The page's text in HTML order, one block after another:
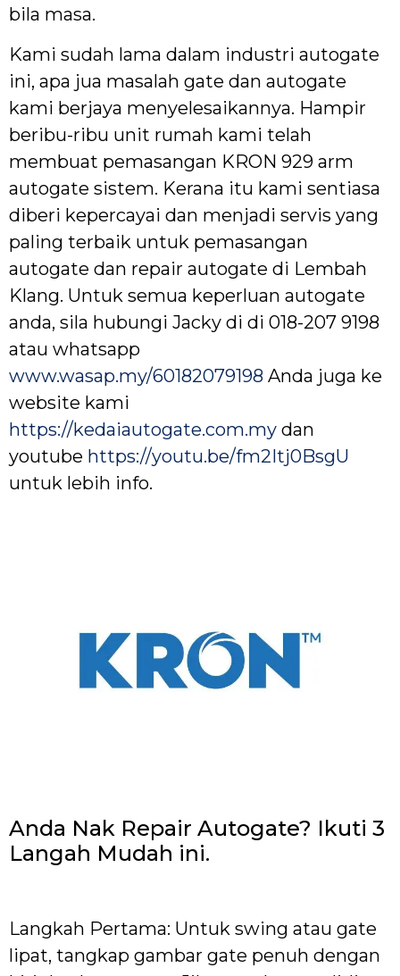
bila masa.
Kami sudah lama dalam industri autogate
ini, apa jua masalah gate dan autogate
kami berjaya menyelesaikannya. Hampir
beribu-ribu unit rumah kami telah
membuat pemasangan KRON 929 arm
autogate sistem. Kerana itu kami sentiasa
diberi kepercayai dan menjadi servis yang
paling terbaik untuk pemasangan
autogate dan repair autogate di Lembah
Klang. Untuk semua keperluan autogate
anda, sila hubungi Jacky di di 018-207 9198
atau whatsapp
www.wasap.my/60182079198 Anda juga ke
website kami
https://kedaiautogate.com.my dan
youtube https://youtu.be/fm2Itj0BsgU
untuk lebih info.
Anda Nak Repair Autogate? Ikuti 3
Langah Mudah ini.
Langkah Pertama: Untuk swing atau gate
lipat, tangkap gambar gate penuh dengan